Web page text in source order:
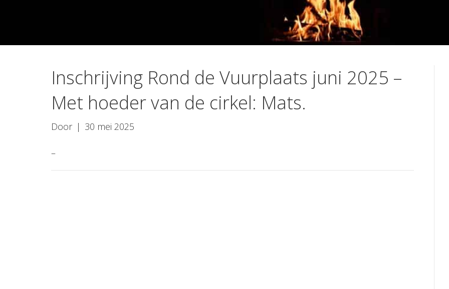
Inschrijving Rond de Vuurplaats juni 2025 –
Met hoeder van de cirkel: Mats.
Door | 30 mei 2025
–